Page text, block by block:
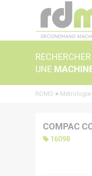
RECHERCHER
UNE
RDMO > Métrologie
COMPAC
16098